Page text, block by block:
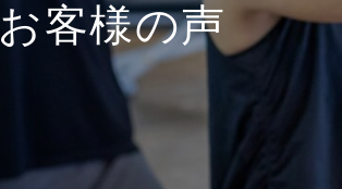
お客様の声